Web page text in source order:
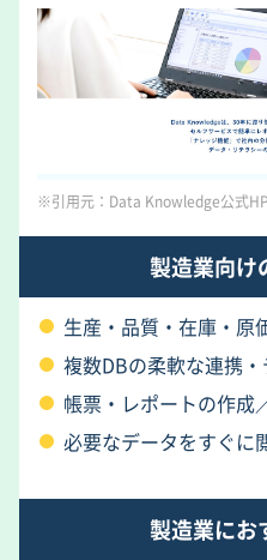
※引用元：Data Knowledge公式
製造業向け
生産・品質・在庫・原
複数DBの柔軟な連携
帳票・レポートの作成
必要なデータをすぐに
製造業にお